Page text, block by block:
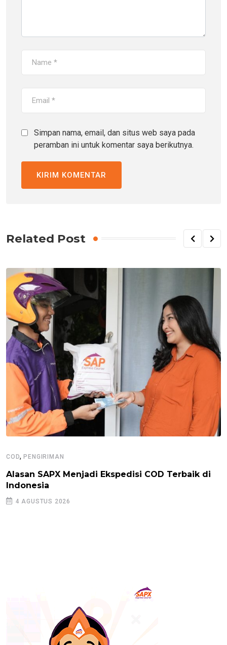
Simpan nama, email, dan situs web saya pada
peramban ini untuk komentar saya berikutnya.
Related Post
COD,PENGIRIMAN
Alasan SAPX Menjadi Ekspedisi COD Terbaik di
Indonesia
4 AGUSTUS 2026